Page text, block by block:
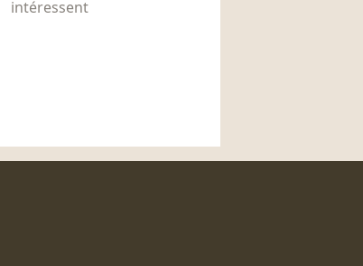
intéressent